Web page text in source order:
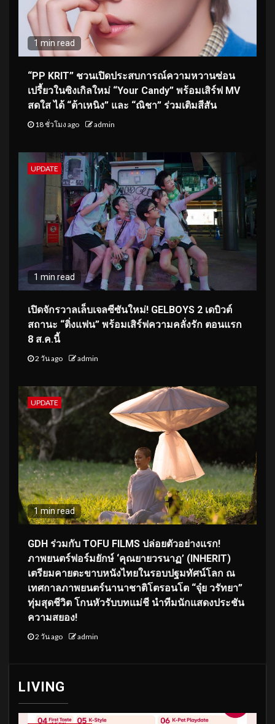
1 min read
“PP KRIT” ชวนเปิดประสบการณ์ความหวานซ่อน
เปรี้ยวในซิงเกิลใหม่ “Your Candy” พร้อมเสิร์ฟ MV
สดใส ได้ “ต้าเหนิง” และ “ณิชา” ร่วมเติมสีสัน
18 ชั่วโมง ago admin
UPDATE
1 min read
เปิดจักรวาลเล็บเจลซีซันใหม่! GELBOYS 2 เดบิวต์
สถานะ “ติ่งแฟน” พร้อมเสิร์ฟความคลั่งรัก ตอนแรก
8 ส.ค.นี้
2 วัน ago admin
UPDATE
1 min read
GDH ร่วมกับ TOFU FILMS ปล่อยตัวอย่างแรก!
ภาพยนตร์ฟอร์มยักษ์ ‘คุณยายวรนาฏ’ (INHERIT)
เตรียมคายตะขาบหนังไทยในรอบปฐมทัศน์โลก ณ
เทศกาลภาพยนตร์นานาชาติโตรอนโต “จุ๋ย วรัทยา”
ทุ่มสุดชีวิต โกนหัวรับบทแม่ชี นำทีมนักแสดงประชัน
ความสยอง!
2 วัน ago admin
LIVING